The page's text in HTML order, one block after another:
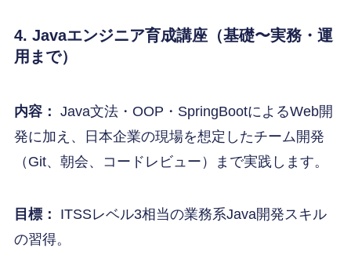
4. Javaエンジニア育成講座（基礎〜実務・運
用まで）
内容： Java文法・OOP・SpringBootによるWeb開
発に加え、日本企業の現場を想定したチーム開発
（Git、朝会、コードレビュー）まで実践します。
目標：
ITSSレベル3相当の業務系Java開発スキル
の習得。